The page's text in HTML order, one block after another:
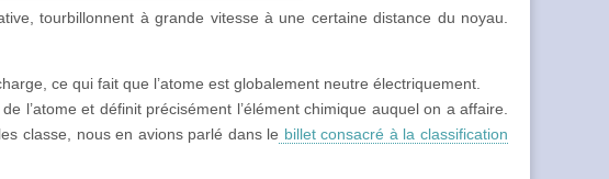
tourbillonnent à grande vitesse à une certaine distance du noyau.
ce qui fait que l’atome est globalement neutre électriquement.
l’atome et définit précisément l’élément chimique auquel on a affaire.
classe, nous en avions parlé dans le billet consacré à la classification